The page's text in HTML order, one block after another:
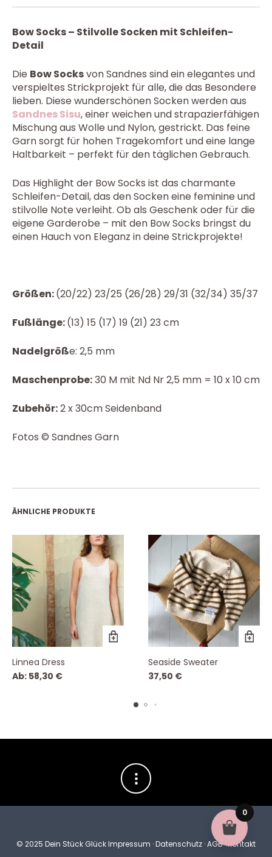
Bow Socks – Stilvolle Socken mit Schleifen-
Detail
Die Bow Socksvon Sandnes sind ein elegantes und
verspieltes Strickprojekt für alle, die das Besondere
lieben. Diese wunderschönen Socken werden aus
Sandnes Sisu, einer weichen und strapazierfähigen
Mischung aus Wolle und Nylon, gestrickt. Das feine
Garn sorgt für hohen Tragekomfort und eine lange
Haltbarkeit – perfekt für den täglichen Gebrauch.
Das Highlight der Bow Socks ist das charmante
Schleifen-Detail, das den Socken eine feminine und
stilvolle Note verleiht. Ob als Geschenk oder für die
eigene Garderobe – mit den Bow Socks bringst du
einen Hauch von Eleganz in deine Strickprojekte!
Größen:(20/22) 23/25 (26/28) 29/31 (32/34) 35/37
Fußlänge:(13) 15 (17) 19 (21) 23 cm
Nadelgröße: 2,5 mm
Maschenprobe:30 M mit Nd Nr 2,5 mm = 10 x 10 cm
Zubehör:2 x 30cm Seidenband
Fotos © Sandnes Garn
ÄHNLICHE PRODUKTE
Linnea Dress
Ab: 58,30 €
Seaside Sweater
37,50 €
© 2025 Dein Stück GlückImpressum ·Datenschutz ·AGB·Kontakt
0